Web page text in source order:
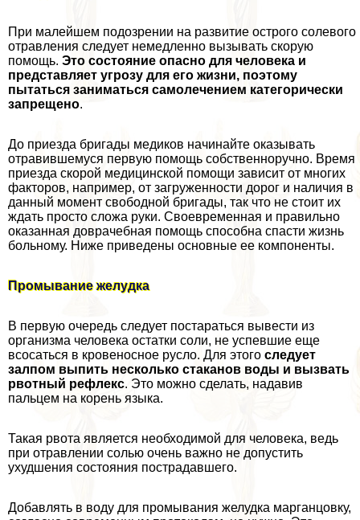
При малейшем подозрении на развитие острого солевого
отравления следует немедленно вызывать скорую
помощь. Это состояние опасно для человека и
представляет угрозу для его жизни, поэтому
пытаться заниматься самолечением категорически
запрещено.
До приезда бригады медиков начинайте оказывать
отравившемуся первую помощь собственноручно. Время
приезда скорой медицинской помощи зависит от многих
факторов, например, от загруженности дорог и наличия в
данный момент свободной бригады, так что не стоит их
ждать просто сложа руки. Своевременная и правильно
оказанная доврачебная помощь способна спасти жизнь
больному. Ниже приведены основные ее компоненты.
Промывание желудка
В первую очередь следует постараться вывести из
организма человека остатки соли, не успевшие еще
всосаться в кровеносное русло. Для этого следует
залпом выпить несколько стаканов воды и вызвать
рвотный рефлекс. Это можно сделать, надавив
пальцем на корень языка.
Такая рвота является необходимой для человека, ведь
при отравлении солью очень важно не допустить
ухудшения состояния пострадавшего.
Добавлять в воду для промывания желудка марганцовку,